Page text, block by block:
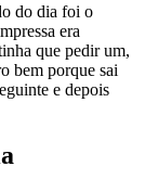
do dia foi o
era
que pedir um,
bem porque sai
e depois